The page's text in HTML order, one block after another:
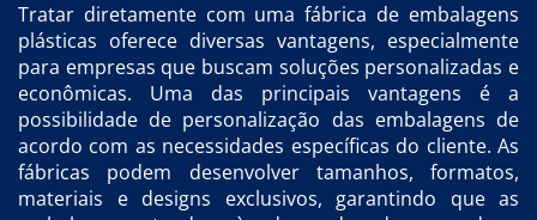
Tratar diretamente com uma fábrica de embalagens
plásticas oferece diversas vantagens, especialmente
para empresas que buscam soluções personalizadas e
econômicas. Uma das principais vantagens é a
possibilidade de personalização das embalagens de
acordo com as necessidades específicas do cliente. As
fábricas podem desenvolver tamanhos, formatos,
materiais e designs exclusivos, garantindo que as